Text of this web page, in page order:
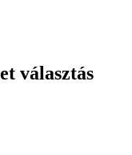
választás